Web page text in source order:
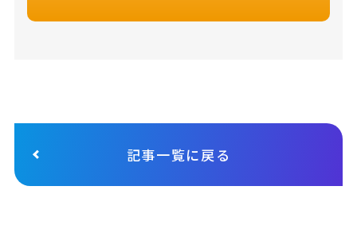
記事一覧に戻る